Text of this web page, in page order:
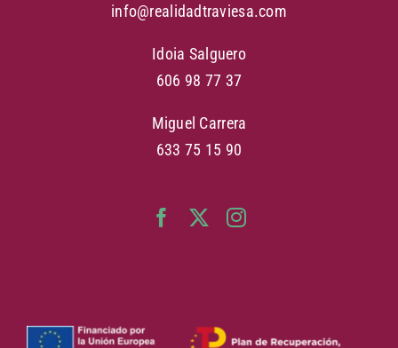
info@realidadtraviesa.com
Idoia Salguero
606 98 77 37
Miguel Carrera
633 75 15 90